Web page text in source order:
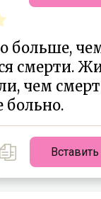
больше,
смерти.
чем
больно.